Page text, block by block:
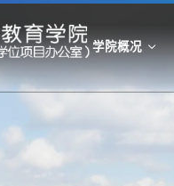
学院概况